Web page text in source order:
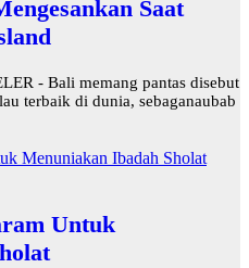
Saat
- Bali memang pantas disebut
terbaik di dunia, sebaganaubab
Untuk